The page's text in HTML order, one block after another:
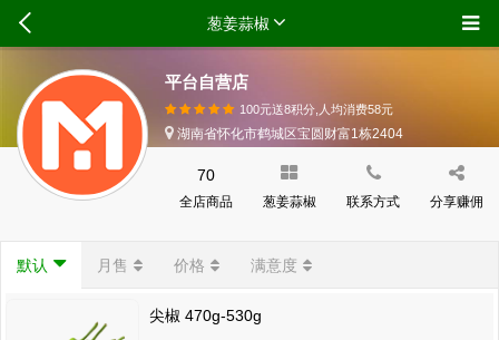
平台自营店
100元送8积分,人均消费58元
湖南省怀化市鹤城区宝圆财富1栋2404
70
全店商品 葱姜蒜椒 联系方式 分享赚佣
默认 月售 价格 满意度
尖椒 470g-530g
葱姜蒜椒